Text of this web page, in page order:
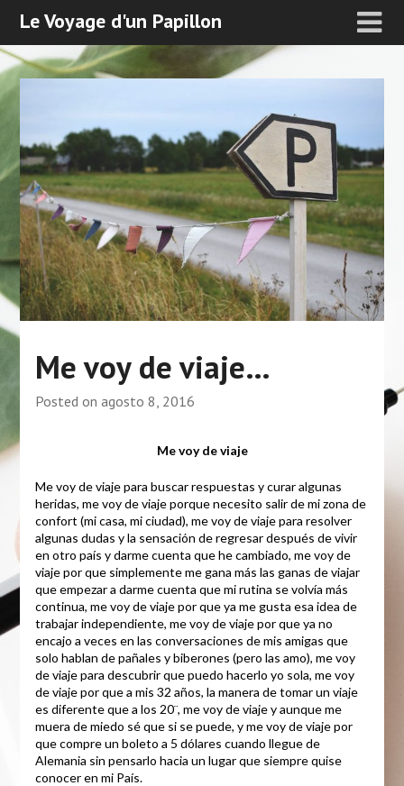
Le Voyage d'un Papillon
Me voy de viaje…
Posted on agosto 8, 2016
Me voy de viaje
Me voy de viaje para buscar respuestas y curar algunas
heridas, me voy de viaje porque necesito salir de mi zona de
confort (mi casa, mi ciudad), me voy de viaje para resolver
algunas dudas y la sensación de regresar después de vivir
en otro país y darme cuenta que he cambiado, me voy de
viaje por que simplemente me gana más las ganas de viajar
que empezar a darme cuenta que mi rutina se volvía más
continua, me voy de viaje por que ya me gusta esa idea de
trabajar independiente, me voy de viaje por que ya no
encajo a veces en las conversaciones de mis amigas que
solo hablan de pañales y biberones (pero las amo), me voy
de viaje para descubrir que puedo hacerlo yo sola, me voy
de viaje por que a mis 32 años, la manera de tomar un viaje
es diferente que a los 20¨, me voy de viaje y aunque me
muera de miedo sé que si se puede, y me voy de viaje por
que compre un boleto a 5 dólares cuando llegue de
Alemania sin pensarlo hacia un lugar que siempre quise
conocer en mi País.